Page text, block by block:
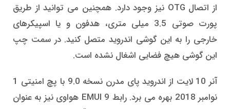
از اتصال OTG نیز وجود دارد. همچنین می توانید از طریق
پورت صوتی 3.5 میلی متری، هدفون و یا اسپیکرهای
خارجی را به این گوشی اندروید متصل کنید. در سمت چپ
این گوشی هیچ فضایی اشغال نشده است.
آنر 10 لایت از اندروید پای مدرن نسخه 9.0 با پچ امنیتی 1
نوامبر 2018 بهره می برد. رابط EMUI 9 هواوی نیز به عنوان